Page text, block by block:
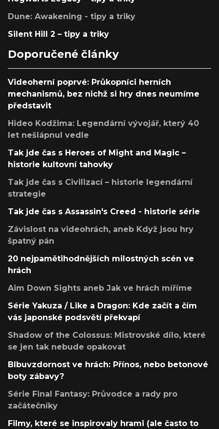
Dune: Awakening - tipy a triky
Silent Hill 2 – tipy a triky
Doporučené články
Videoherní poprvé: Průkopníci herních
mechanismů, bez nichž si hry dnes neumíme
představit
Hideo Kodžima: Legendární vývojář, který 40
let nešlápnul vedle
Tak jde čas s Heroes of Might and Magic –
historie kultovní tahovky
Tak jde čas s Civilizací – historie legendární
strategie
Tak jde čas s Assassin's Creed - historie série
Závislost na videohrách, aneb Když jsou hry
špatný pán
20 nejpamětihodnějších milostných scén ve
hrách
Aim Down Sights aneb Jak ve hrách míříme
Série Yakuza / Like a Dragon: Kde začít a čím
vás japonské podsvětí překvapí
Shadow of the Colossus: Mistrovské dílo, které
se jen tak nebude opakovat
Blbuvzdornost ve hrách: Přínos, nebo betonové
boty zábavy?
Série Final Fantasy: Průvodce a rady pro
začátečníky
Filmy, které se inspirovaly hrami (ale často to